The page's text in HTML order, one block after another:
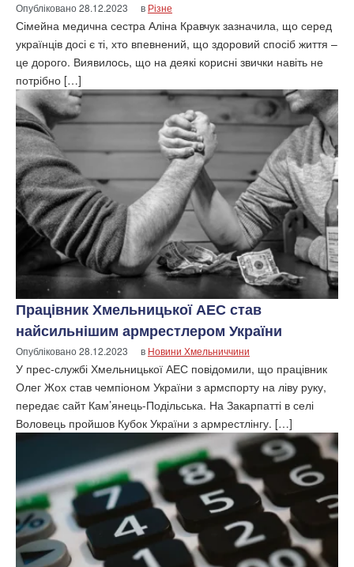
Опубліковано28.12.2023 в Різне
Сімейна медична сестра Аліна Кравчук зазначила, що серед
українців досі є ті, хто впевнений, що здоровий спосіб життя –
це дорого. Виявилось, що на деякі корисні звички навіть не
потрібно […]
Працівник Хмельницької АЕС став
найсильнішим армрестлером України
Опубліковано28.12.2023 в Новини Хмельниччини
У прес-службі Хмельницької АЕС повідомили, що працівник
Олег Жох став чемпіоном України з армспорту на ліву руку,
передає сайт Кам’янець-Подільська. На Закарпатті в селі
Воловець пройшов Кубок України з армрестлінгу. […]